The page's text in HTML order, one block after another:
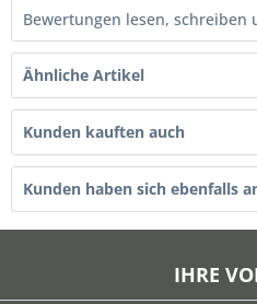
Bewertungen lesen, schreiben
Ähnliche Artikel
Kunden kauften auch
Kunden haben sich ebenfalls
IHRE